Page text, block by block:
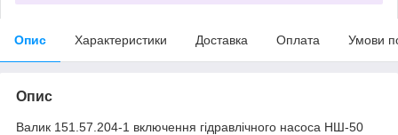
Опис Характеристики Доставка Оплата Умови
Опис
Валик 151.57.204-1 включення гідравлічного насоса НШ-50